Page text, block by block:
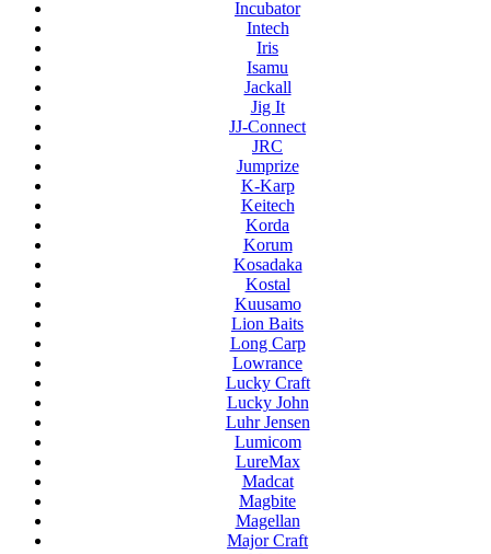
Incubator
Intech
Iris
Isamu
Jackall
Jig It
JJ-Connect
JRC
Jumprize
K-Karp
Keitech
Korda
Korum
Kosadaka
Kostal
Kuusamo
Lion Baits
Long Carp
Lowrance
Lucky Craft
Lucky John
Luhr Jensen
Lumicom
LureMax
Madcat
Magbite
Magellan
Major Craft